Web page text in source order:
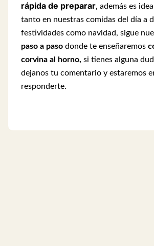
rápida de preparar, además es
tanto en nuestras comidas del día a
festividades como navidad, sigue
paso a paso donde te enseñaremos
corvina al horno, si tienes alguna
dejanos tu comentario y estaremos
responderte.